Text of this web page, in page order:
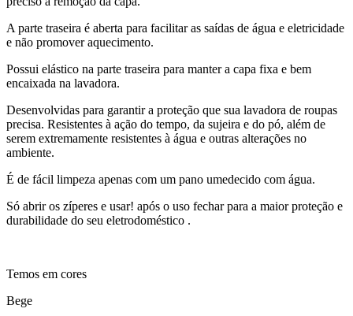
A parte traseira é aberta para facilitar as saídas de água e eletricidade
e não promover aquecimento.
Possui elástico na parte traseira para manter a capa fixa e bem
encaixada na lavadora.
Desenvolvidas para garantir a proteção que sua lavadora de roupas
precisa. Resistentes à ação do tempo, da sujeira e do pó, além de
serem extremamente resistentes à água e outras alterações no
ambiente.
É de fácil limpeza apenas com um pano umedecido com água.
Só abrir os zíperes e usar! após o uso fechar para a maior proteção e
durabilidade do seu eletrodoméstico .
Temos em cores
Bege